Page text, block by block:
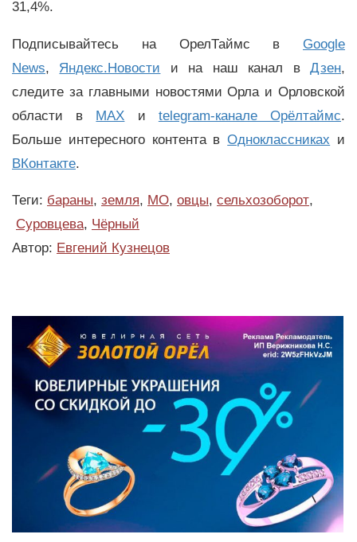
31,4%.
Подписывайтесь на ОрелТаймс в Google
News, Яндекс.Новости и на наш канал вДзен,
следите за главными новостями Орла и Орловской
области в MAX и telegram-канале Орёлтаймс.
Больше интересного контента вОдноклассниках и
ВКонтакте.
Теги: бараны, земля, МО, овцы, сельхозоборот,
Суровцева, Чёрный
Автор: Евгений Кузнецов